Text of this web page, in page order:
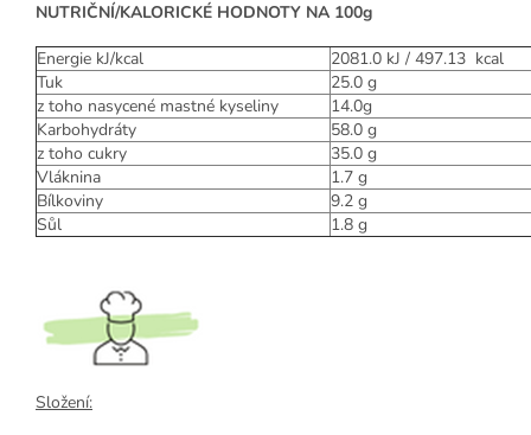
NUTRIČNÍ/KALORICKÉ HODNOTY NA 100g
Energie kJ/kcal
2081.0 kJ / 497.13 kcal
Tuk
25.0 g
z toho nasycené mastné kyseliny
14.0g
Karbohydráty
58.0 g
z toho cukry
35.0 g
Vláknina
1.7 g
Bílkoviny
9.2 g
Sůl
1.8 g
Složení: